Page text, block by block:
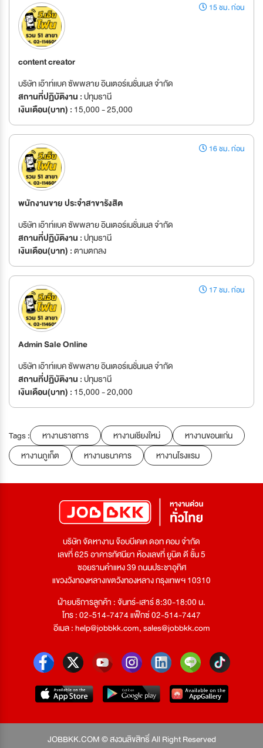
15 ชม. ก่อน
content creator
บริษัท เอ๊าท์เเบค ซัพพลาย อินเตอร์เนชั่นเนล จำกัด
สถานที่ปฏิบัติงาน :ปทุมธานี
เงินเดือน(บาท) : 15,000 - 25,000
16 ชม. ก่อน
พนักงานขาย ประจำสาขารังสิต
บริษัท เอ๊าท์เเบค ซัพพลาย อินเตอร์เนชั่นเนล จำกัด
สถานที่ปฏิบัติงาน :ปทุมธานี
เงินเดือน(บาท) :ตามตกลง
17 ชม. ก่อน
Admin Sale Online
บริษัท เอ๊าท์เเบค ซัพพลาย อินเตอร์เนชั่นเนล จำกัด
สถานที่ปฏิบัติงาน :ปทุมธานี
เงินเดือน(บาท) : 15,000 - 20,000
Tags : หางานราชการ หางานเชียงใหม่
หางานขอนแก่น
หางานภูเก็ต
หางานธนาคาร หางานโรงแรม
บริษัท จัดหางาน จ๊อบบีเคเค ดอท คอม จำกัด
เลขที่ 625 อาคารทัศนียา ห้องเลขที่ ยูนิต ดี ชั้น 5
ซอยรามคำแหง 39 ถนนประชาอุทิศ
แขวงวังทองหลางเขตวังทองหลาง กรุงเทพฯ 10310
ฝ่ายบริการลูกค้า : จันทร์-เสาร์ 8:30-18:00 น.
โทร : 02-514-7474 แฟ็กซ์ 02-514-7447
อีเมล :help@jobbkk.com,sales@jobbkk.com
JOBBKK.COM © สงวนลิขสิทธิ์ All Right Reserved